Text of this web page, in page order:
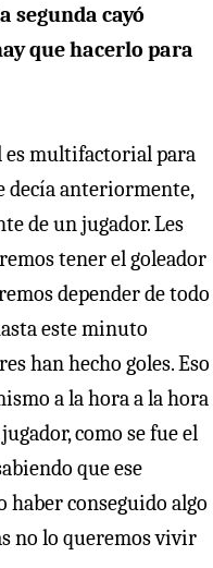
segunda cayó
que hacerlo para
es multifactorial para
decía anteriormente,
de un jugador. Les
tener el goleador
depender de todo
este minuto
han hecho goles. Eso
a la hora a la hora
como se fue el
que ese
haber conseguido algo
no lo queremos vivir